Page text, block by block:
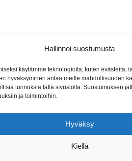
Hallinnoi suostumusta
käytämme teknologioita, kuten evästeitä,
hyväksyminen antaa meille mahdollisuuden
tunnuksia tällä sivustolla. Suostumuksen
ja toimintoihin.
Hyväksy
Kiellä